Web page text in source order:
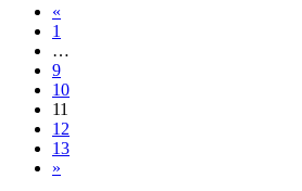
Beitragsnavigation
«
1
…
9
10
11
12
13
»